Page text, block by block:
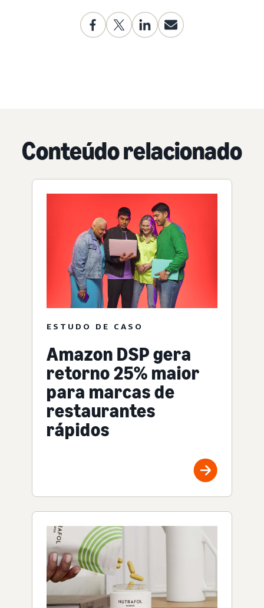
Conteúdo relacionado
ESTUDO DE CASO
Amazon DSP gera
retorno 25% maior
para marcas de
restaurantes
rápidos